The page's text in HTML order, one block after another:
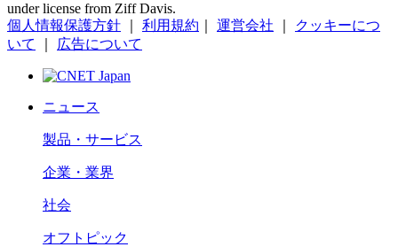
under license from Ziff Davis.
個人情報保護方針
利用規約 運営会社
クッキーにつ
いて
広告について
ニュース
製品・サービス
企業・業界
社会
オフトピック